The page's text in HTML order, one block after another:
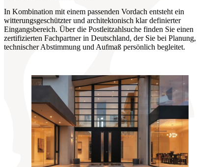
In Kombination mit einem passenden Vordach entsteht ein
witterungsgeschützter und architektonisch klar definierter
Eingangsbereich. Über die Postleitzahlsuche finden Sie einen
zertifizierten Fachpartner in Deutschland, der Sie bei Planung,
technischer Abstimmung und Aufmaß persönlich begleitet.